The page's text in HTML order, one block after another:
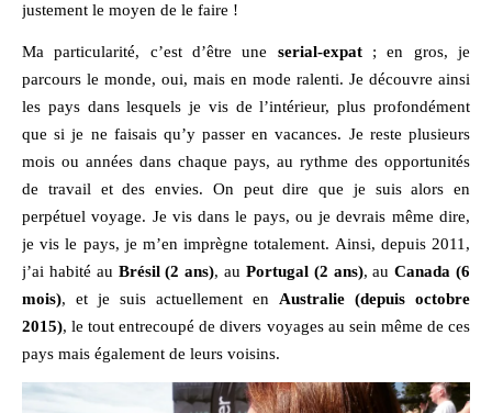
justement le moyen de le faire !
Ma particularité, c’est d’être une serial-expat; en gros, je
parcours le monde, oui, mais en mode ralenti. Je découvre ainsi
les pays dans lesquels je vis de l’intérieur, plus profondément
que si je ne faisais qu’y passer en vacances. Je reste plusieurs
mois ou années dans chaque pays, au rythme des opportunités
de travail et des envies. On peut dire que je suis alors en
perpétuel voyage. Je vis dans le pays, ou je devrais même dire,
je vis le pays, je m’en imprègne totalement. Ainsi, depuis 2011,
j’ai habité au Brésil (2 ans), au Portugal (2 ans), auCanada (6
mois), et je suis actuellement en Australie (depuis octobre
2015), le tout entrecoupé de divers voyages au sein même de ces
pays mais également de leurs voisins.